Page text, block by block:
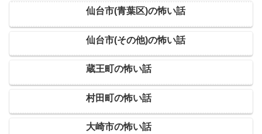
仙台市(青葉区)の怖い話
仙台市(その他)の怖い話
蔵王町の怖い話
村田町の怖い話
大崎市の怖い話